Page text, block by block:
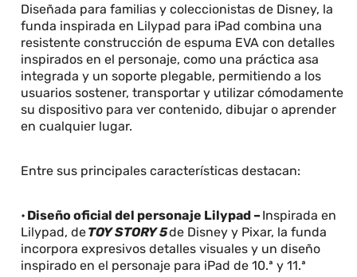
Diseñada para familias y coleccionistas de Disney, la
funda inspirada en Lilypad para iPad combina una
resistente construcción de espuma EVA con detalles
inspirados en el personaje, como una práctica asa
integrada y un soporte plegable, permitiendo a los
usuarios sostener, transportar y utilizar cómodamente
su dispositivo para ver contenido, dibujar o aprender
en cualquier lugar.
Entre sus principales características destacan:
• Diseño oficial del personaje Lilypad –Inspirada en
Lilypad, deTOY STORY 5de Disney y Pixar, la funda
incorpora expresivos detalles visuales y un diseño
inspirado en el personaje para iPad de 10.ª y 11.ª